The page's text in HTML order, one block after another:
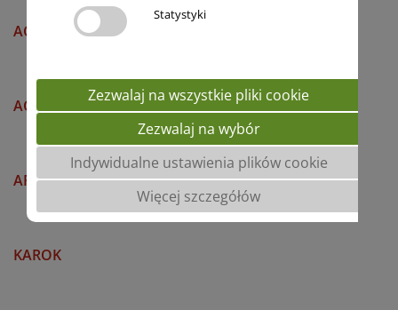
ACARDIA
ACHILLEA
ARNOLD
KAROK
Statystyki
Zezwalaj na wszystkie pliki cookie
Zezwalaj na wybór
Indywidualne ustawienia plików cookie
Więcej szczegółów